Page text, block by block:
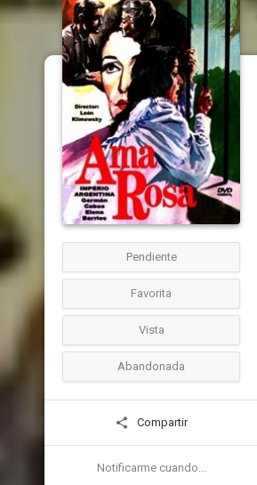
Pendiente
Favorita
Vista
Abandonada
Compartir
Notificarme cuando...